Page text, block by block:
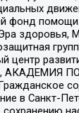
фонд
АКАДЕМИЯ
в Санкт-